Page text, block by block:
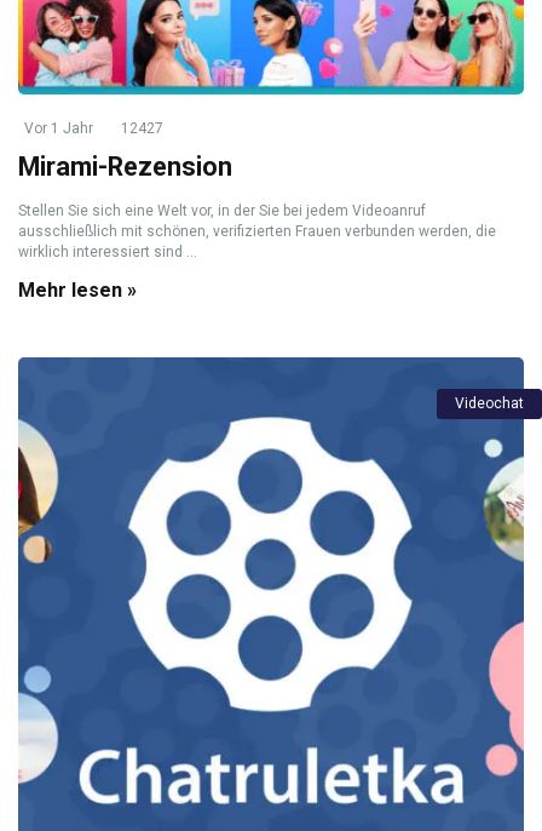
Vor 1 Jahr 12427
Mirami-Rezension
Stellen Sie sich eine Welt vor, in der Sie bei jedem Videoanruf
ausschließlich mit schönen, verifizierten Frauen verbunden werden, die
wirklich interessiert sind …
Mehr lesen »
Videochat